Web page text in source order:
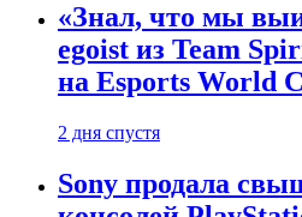
«Знал, что мы
egoist из Team
на Esports World
2 дня спустя
Sony продала